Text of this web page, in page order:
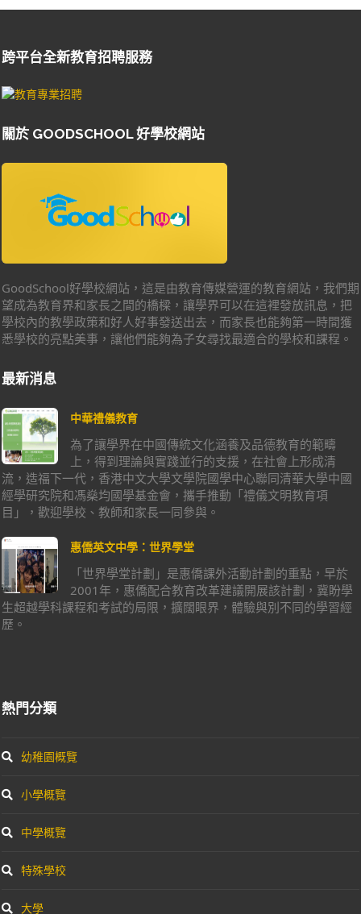
跨平台全新教育招聘服務
關於 GOODSCHOOL 好學校網站
GoodSchool好學校網站，這是由教育傳媒營運的教育網站，我們期
望成為教育界和家長之間的橋樑，讓學界可以在這裡發放訊息，把
學校內的教學政策和好人好事發送出去，而家長也能夠第一時間獲
悉學校的亮點美事，讓他們能夠為子女尋找最適合的學校和課程。
最新消息
中華禮儀教育
為了讓學界在中國傳統文化涵養及品德教育的範疇
上，得到理論與實踐並行的支援，在社會上形成清
流，造福下一代，香港中文大學文學院國學中心聯同清華大學中國
經學研究院和馮燊均國學基金會，攜手推動「禮儀文明教育項
目」，歡迎學校、教師和家長一同參與。
惠僑英文中學：世界學堂
「世界學堂計劃」是惠僑課外活動計劃的重點，早於
2001年，惠僑配合教育改革建議開展該計劃，冀盼學
生超越學科課程和考試的局限，擴闊眼界，體驗與別不同的學習經
歷。
熱門分類
幼稚園概覽
小學概覽
中學概覽
特殊學校
大學